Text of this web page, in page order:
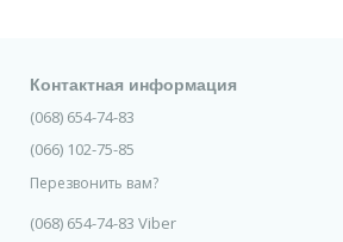
Контактная информация
(068) 654-74-83
(066) 102-75-85
Перезвонить вам?
(068) 654-74-83 Viber